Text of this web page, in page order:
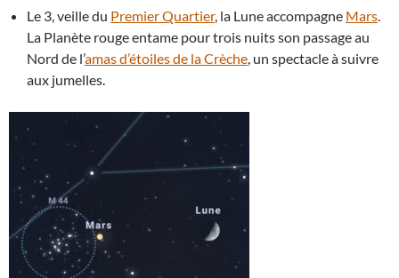
Le 3, veille du Premier Quartier, la Lune accompagne Mars.
La Planète rouge entame pour trois nuits son passage au
Nord de l’amas d’étoiles de la Crèche, un spectacle à suivre
aux jumelles.